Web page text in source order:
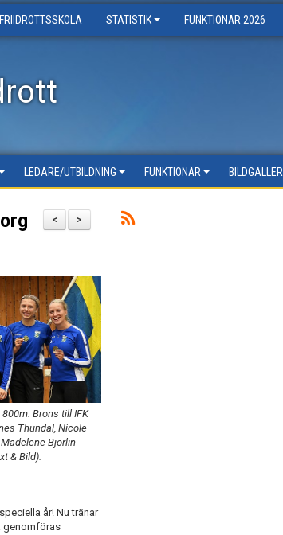
FRIIDROTTSSKOLA STATISTIK FUNKTIONÄR 2026
LEDARE/UTBILDNING FUNKTIONÄR BILDGALLERI
>
<
800m. Brons till IFK
Thundal, Nicole
Björlin-
& Bild).
år! Nu tränar
genomföras